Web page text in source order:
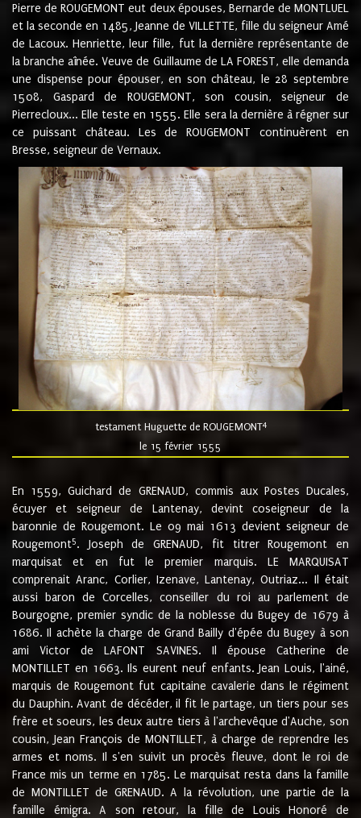
Pierre de ROUGEMONT eut deux épouses, Bernarde de MONTLUEL
et la seconde en 1485, Jeanne de VILLETTE, fille du seigneur Amé
de Lacoux. Henriette, leur fille, fut la dernière représentante de
la branche aînée. Veuve de Guillaume de LA FOREST, elle demanda
une dispense pour épouser, en son château, le 28 septembre
1508, Gaspard de ROUGEMONT, son cousin, seigneur de
Pierrecloux... Elle teste en 1555. Elle sera la dernière à régner sur
ce puissant château. Les de ROUGEMONT continuèrent en
Bresse, seigneur de Vernaux.
testament Huguette de ROUGEMONT4
le 15 février 1555
En 1559, Guichard de GRENAUD, commis aux Postes Ducales,
écuyer et seigneur de Lantenay, devint coseigneur de la
baronnie de Rougemont. Le 09 mai 1613 devient seigneur de
Rougemont5. Joseph de GRENAUD, fit titrer Rougemont en
marquisat et en fut le premier marquis. LE MARQUISAT
comprenait Aranc, Corlier, Izenave, Lantenay, Outriaz... Il était
aussi baron de Corcelles, conseiller du roi au parlement de
Bourgogne, premier syndic de la noblesse du Bugey de 1679 à
1686. Il achète la charge de Grand Bailly d'épée du Bugey à son
ami Victor de LAFONT SAVINES. Il épouse Catherine de
MONTILLET en 1663. Ils eurent neuf enfants. Jean Louis, l'ainé,
marquis de Rougemont fut capitaine cavalerie dans le régiment
du Dauphin. Avant de décéder, il fit le partage, un tiers pour ses
frère et soeurs, les deux autre tiers à l'archevêque d'Auche, son
cousin, Jean François de MONTILLET, à charge de reprendre les
armes et noms. Il s'en suivit un procès fleuve, dont le roi de
France mis un terme en 1785. Le marquisat resta dans la famille
de MONTILLET de GRENAUD. A la révolution, une partie de la
famille émigra. A son retour, la fille de Louis Honoré de